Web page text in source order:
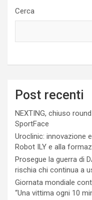
Cerca
Post recenti
NEXTING, chiuso
SportFace
Uroclinic: innovazione
Robot ILY e alla
Prosegue la guerra di
rischia chi continua a
Giornata mondiale
“Una vittima ogni 10